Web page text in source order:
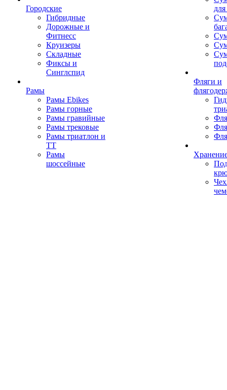
Городские
Гибридные
Дорожные и
Фитнесс
Круизеры
Складные
Фиксы и
Синглспид
Рамы
Рамы Ebikes
Рамы горные
Рамы гравийные
Рамы трековые
Рамы триатлон и
ТТ
Рамы
шоссейные
Фляги и